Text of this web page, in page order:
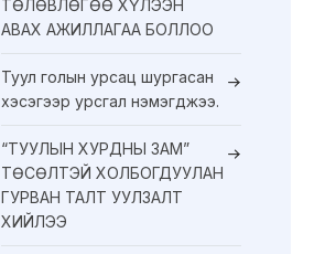
ТӨЛӨВЛӨГӨӨ ХҮЛЭЭН
АВАХ АЖИЛЛАГАА БОЛЛОО
Туул голын урсац шургасан
хэсэгээр урсгал нэмэгджээ.
“ТУУЛЫН ХУРДНЫ ЗАМ”
ТӨСӨЛТЭЙ ХОЛБОГДУУЛАН
ГУРВАН ТАЛТ УУЛЗАЛТ
ХИЙЛЭЭ